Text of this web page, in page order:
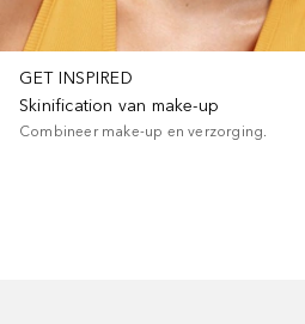
GET INSPIRED
Skinification van make-up
Combineer make-up en verzorging.